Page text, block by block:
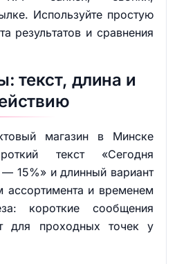
Используйте простую
результатов и сравнения
текст, длина и
магазин в Минске
текст «Сегодня
15%» и длинный вариант
ассортимента и временем
короткие сообщения
для проходных точек у